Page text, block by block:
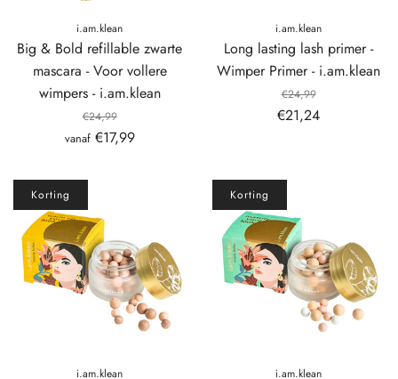
i.am.klean
Big & Bold refillable zwarte
mascara - Voor vollere
wimpers - i.am.klean
€24,99
vanaf €17,99
i.am.klean
Long lasting lash primer -
Wimper Primer - i.am.klean
€24,99
€21,24
i.am.klean
Korting
i.am.klean
Korting